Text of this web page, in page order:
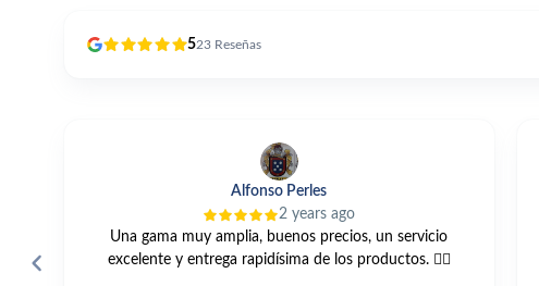
523 Reseñas
Alfonso Perles
2 years ago
Una gama muy amplia, buenos precios, un servicio
excelente y entrega rapidísima de los productos. 👍🏼